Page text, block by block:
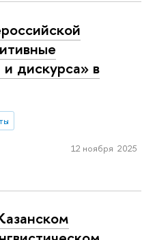
дискурса» в
12 ноября 2025